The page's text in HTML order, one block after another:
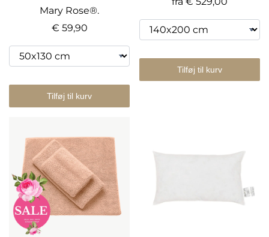
Mary Rose®.
€ 59,90
Tilføj til kurv
Tilføj til kurv